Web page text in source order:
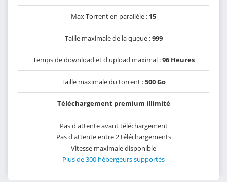
Max Torrent en parallèle : 15
Taille maximale de la queue :999
Temps de download et d'upload maximal :96 Heures
Taille maximale du torrent :500 Go
Téléchargement premium illimité
Pas d'attente avant téléchargement
Pas d'attente entre 2 téléchargements
Vitesse maximale disponible
Plus de 300 hébergeurs supportés